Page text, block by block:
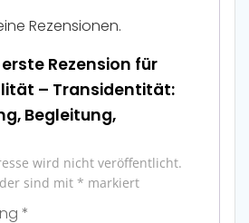
Rezensionen.
Rezension für
– Transidentität:
Begleitung,
wird nicht veröffentlicht.
sind mit * markiert
*